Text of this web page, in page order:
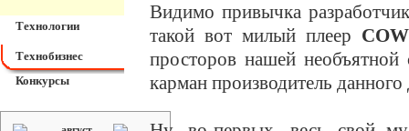
Технологии
Технобизнес
Конкурсы
Видимо привычка
такой вот милый плеер
просторов нашей необъятной
карман производитель данного